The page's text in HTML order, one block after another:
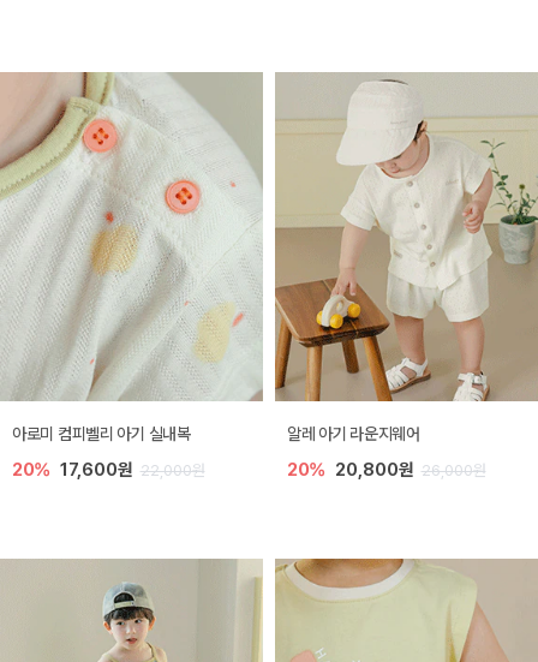
아로미 컴피벨리 아기 실내복
20% 17,600원 22,000원
알레 아기 라운지웨어
20% 20,800원 26,000원